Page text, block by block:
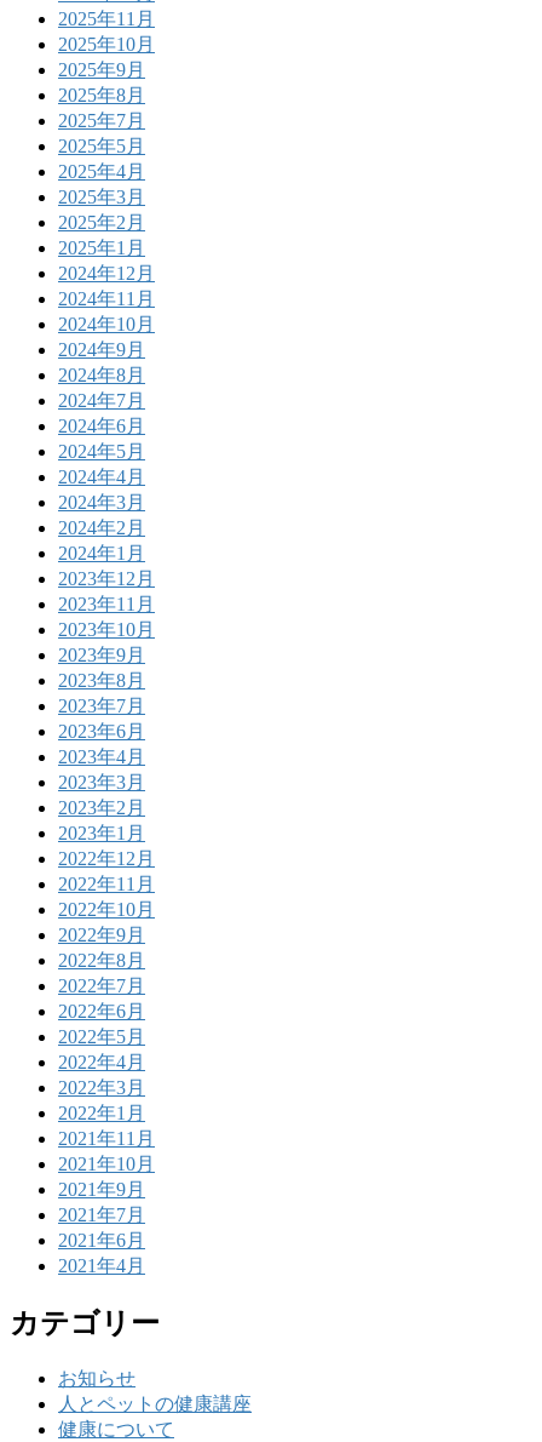
2025年11月
2025年10月
2025年9月
2025年8月
2025年7月
2025年5月
2025年4月
2025年3月
2025年2月
2025年1月
2024年12月
2024年11月
2024年10月
2024年9月
2024年8月
2024年7月
2024年6月
2024年5月
2024年4月
2024年3月
2024年2月
2024年1月
2023年12月
2023年11月
2023年10月
2023年9月
2023年8月
2023年7月
2023年6月
2023年4月
2023年3月
2023年2月
2023年1月
2022年12月
2022年11月
2022年10月
2022年9月
2022年8月
2022年7月
2022年6月
2022年5月
2022年4月
2022年3月
2022年1月
2021年11月
2021年10月
2021年9月
2021年7月
2021年6月
2021年4月
カテゴリー
お知らせ
人とペットの健康講座
健康について